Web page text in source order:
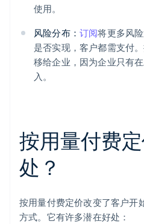
使用。
风险分布： 订阅将更多风
是否实现，客户都需支付
移给企业，因为企业只有
入。
按用量付费
处？
按用量付费定价改变了客户开
方式。它有许多潜在好处：